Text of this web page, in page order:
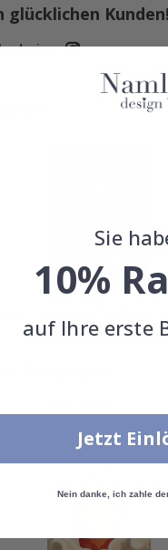
Kunden!
Special
11,00 CHF
Produkte
Sie
10%
auf Ihre erste
Jetzt
Nein danke, ich zahle